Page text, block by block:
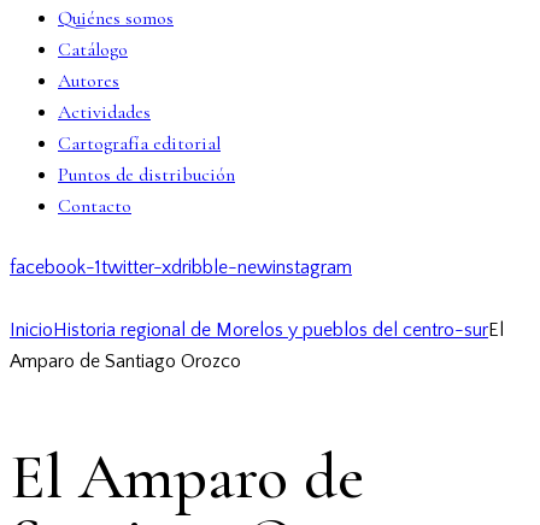
Quiénes somos
Catálogo
Autores
Actividades
Cartografía editorial
Puntos de distribución
Contacto
facebook-1twitter-xdribble-newinstagram
InicioHistoria regional de Morelos y pueblos del centro-surEl
Amparo de Santiago Orozco
El Amparo de